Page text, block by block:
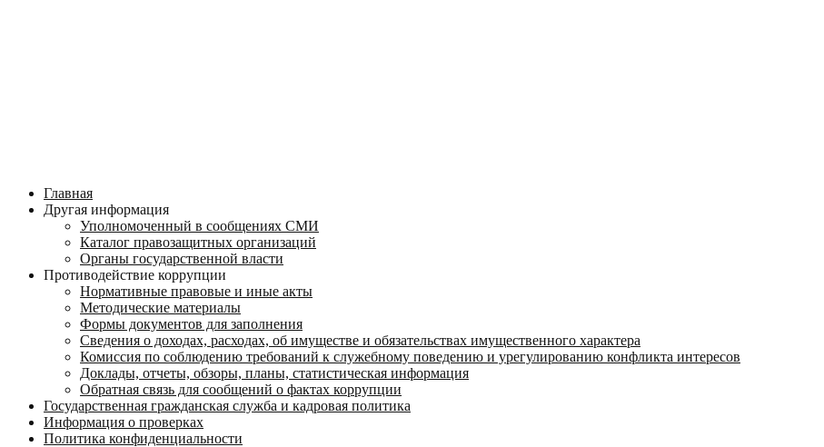
Главная
Другая информация
Уполномоченный в сообщениях СМИ
Каталог правозащитных организаций
Органы государственной власти
Противодействие коррупции
Нормативные правовые и иные акты
Методические материалы
Формы документов для заполнения
Сведения о доходах, расходах, об имуществе и обязательствах имущественного характера
Комиссия по соблюдению требований к служебному поведению и урегулированию конфликта интересов
Доклады, отчеты, обзоры, планы, статистическая информация
Обратная связь для сообщений о фактах коррупции
Государственная гражданская служба и кадровая политика
Информация о проверках
Политика конфиденциальности